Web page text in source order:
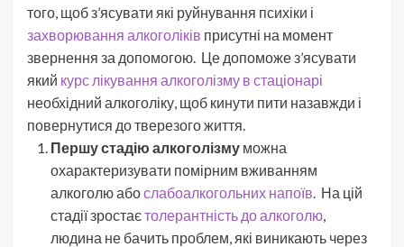
того, щоб з’ясувати які руйнування психіки і
захворювання алкоголіків присутні на момент
звернення за допомогою. Це допоможе з’ясувати
який курс лікування алкоголізму в стаціонарі
необхідний алкоголіку, щоб кинути пити назавжди і
повернутися до тверезого життя.
Першу стадію алкоголізму можна
охарактеризувати помірним вживанням
алкоголю абослабоалкогольних напоїв . На цій
стадії зростаєтолерантність до алкоголю
людина не бачить проблем, які виникають через